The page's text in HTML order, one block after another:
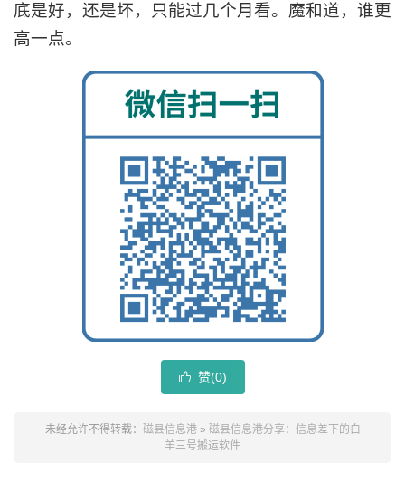
底是好，还是坏，​只能过几个月看。​魔和道，谁更
高一点。​
 赞(0)
未经允许不得转载： 磁县信息港» 磁县信息港分享：信息差下的白
羊三号搬运软件